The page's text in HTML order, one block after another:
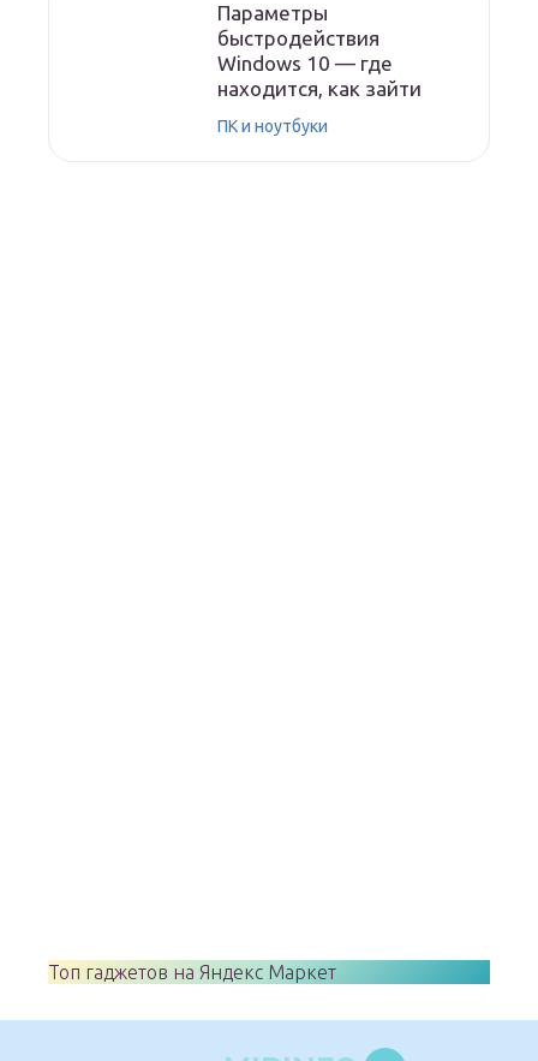
Параметры
быстродействия
Windows 10 — где
находится, как зайти
ПК и ноутбуки
Топ гаджетов на Яндекс Маркет